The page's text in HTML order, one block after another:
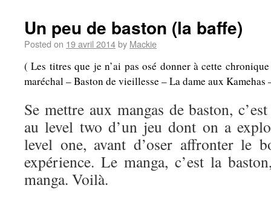
Un peu de baston (la baffe)
Posted on 19 avril 2014by Mackie
( Les titres que je n’ai pas osé donner à cette
maréchal – Baston de vieillesse – La dame aux
Se mettre aux mangas de baston,
au level two d’un jeu dont on a
level one, avant d’oser affronter le
expérience. Le manga, c’est la
manga. Voilà.